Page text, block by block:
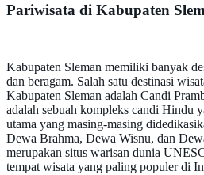
Pariwisata di Kabupaten
Kabupaten Sleman memiliki banyak
dan beragam. Salah satu destinasi
Kabupaten Sleman adalah Candi
adalah sebuah kompleks candi Hindu
utama yang masing-masing
Dewa Brahma, Dewa Wisnu, dan
merupakan situs warisan dunia
tempat wisata yang paling populer di